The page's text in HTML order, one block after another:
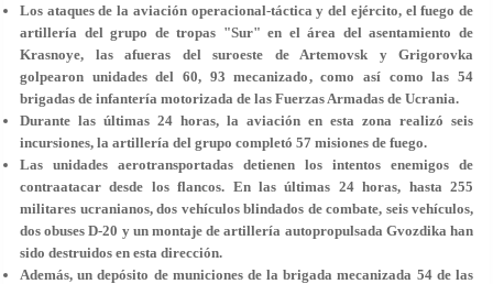
Los ataques de la aviación operacional-táctica y del ejército, el fuego de
artillería del grupo de tropas "Sur" en el área del asentamiento de
Krasnoye, las afueras del suroeste de Artemovsk y Grigorovka
golpearon unidades del 60, 93 mecanizado, como así como las 54
brigadas de infantería motorizada de las Fuerzas Armadas de Ucrania.
Durante las últimas 24 horas, la aviación en esta zona realizó seis
incursiones, la artillería del grupo completó 57 misiones de fuego.
Las unidades aerotransportadas detienen los intentos enemigos de
contraatacar desde los flancos. En las últimas 24 horas, hasta 255
militares ucranianos, dos vehículos blindados de combate, seis vehículos,
dos obuses D-20 y un montaje de artillería autopropulsada Gvozdika han
sido destruidos en esta dirección.
Además, un depósito de municiones de la brigada mecanizada 54 de las